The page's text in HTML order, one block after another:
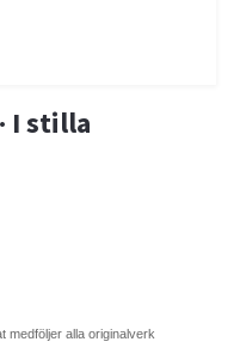
I stilla
medföljer alla originalverk